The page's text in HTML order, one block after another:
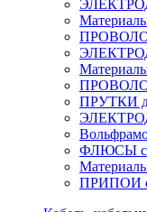
ПРУТКИ
ФЛЮСЫ
ПРИПОИ